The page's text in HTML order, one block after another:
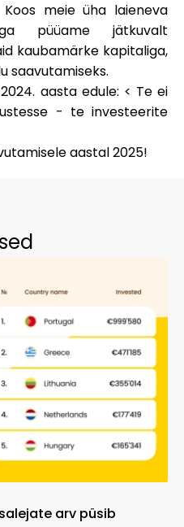
meie üha laieneva
püüame jätkuvalt
kaubamärke kapitaliga,
saavutamiseks.
aasta edule: < Te ei
- te investeerite
aastal 2025!
arv püsib